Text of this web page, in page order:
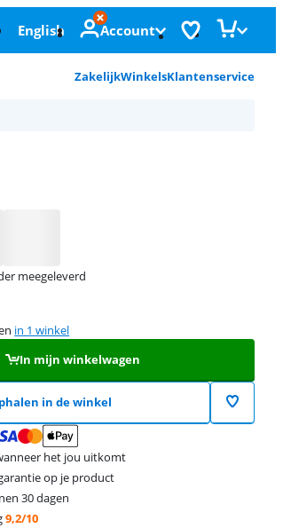
English Account
ZakelijkWinkelsKlantenservice
meegeleverd
in 1 winkel
In mijn winkelwagen
in de winkel
het jou uitkomt
op je product
30 dagen
9,2/10